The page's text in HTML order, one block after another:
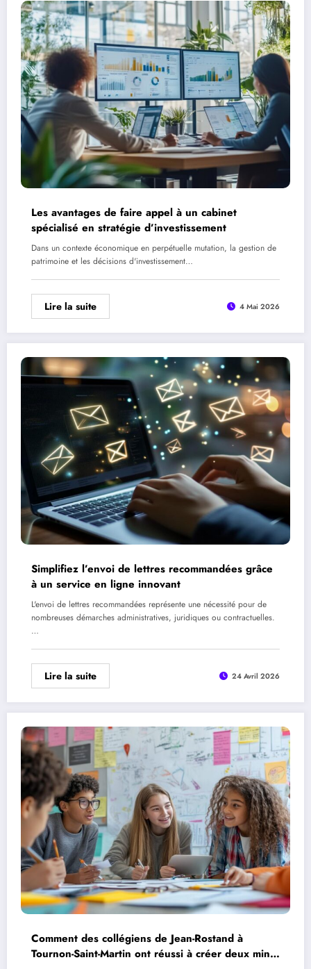
Les avantages de faire appel à un cabinet
spécialisé en stratégie d’investissement
Dans un contexte économique en perpétuelle mutation, la gestion de
patrimoine et les décisions d'investissement…
Lire la suite 4 Mai 2026
Simplifiez l’envoi de lettres recommandées grâce
à un service en ligne innovant
L'envoi de lettres recommandées représente une nécessité pour de
nombreuses démarches administratives, juridiques ou contractuelles.
…
Lire la suite 24 Avril 2026
Comment des collégiens de Jean-Rostand à
Tournon-Saint-Martin ont réussi à créer deux mini-